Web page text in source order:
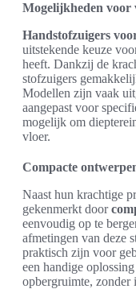
Mogelijkheden voor
Handstofzuigers
uitstekende keuze
heeft. Dankzij de
stofzuigers
Modellen zijn vaak
aangepast voor
mogelijk om
vloer.
Compacte
Naast hun krachtige
gekenmerkt door
eenvoudig op te
afmetingen van deze
praktisch zijn voor
een handige
opbergruimte, zonder